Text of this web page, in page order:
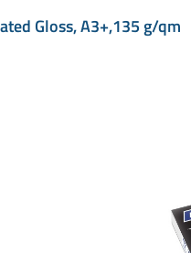
Gloss, A3+,135 g/qm